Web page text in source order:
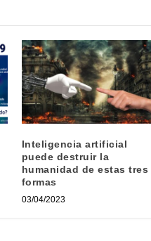
Inteligencia artificial
puede destruir la
humanidad de estas tres
formas
03/04/2023